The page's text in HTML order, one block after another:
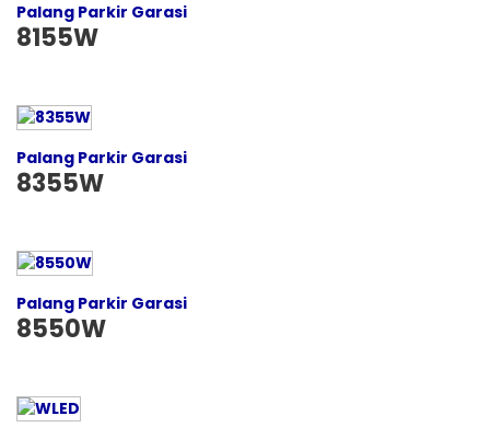
Palang Parkir Garasi
8155W
Palang Parkir Garasi
8355W
Palang Parkir Garasi
8550W